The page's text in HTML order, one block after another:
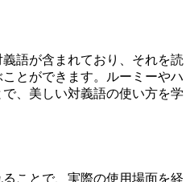
語が含まれており、それを読
とができます。ルーミーやハ
、美しい対義語の使い方を学
ことで、実際の使用場面を経